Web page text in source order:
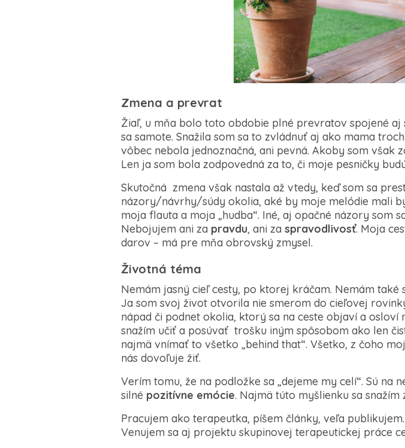
Zmena a prevrat
Žiaľ, u mňa bolo toto obdobie plné prevratov spojené
sa samote. Snažila som sa to zvládnuť aj ako mama
vôbec nebola jednoznačná, ani pevná. Akoby som
Len ja som bola zodpovedná za to, či moje pesničky
Skutočná zmena však nastala až vtedy, keď som sa
názory/návrhy/súdy okolia, aké by moje melódie mali
moja flauta a moja „hudba“. Iné, aj opačné názory som
Nebojujem ani za pravdu, ani za spravodlivosť. Moja
darov – má pre mňa obrovský zmysel.
Životná téma
Nemám jasný cieľ cesty, po ktorej kráčam. Nemám také
Ja som svoj život otvorila nie smerom do cieľovej
nápad či podnet okolia, ktorý sa na ceste objaví a osloví
snažím učiť a posúvať trošku iným spôsobom ako len
najmä vnímať to všetko „behind that“. Všetko, z čoho
nás dovoľuje žiť.
Verím tomu, že na podložke sa „dejeme my celí“. Sú na
silné pozitívne emócie. Najmä túto myšlienku sa
Pracujem ako terapeutka, píšem články, veľa
Venujem sa aj projektu skupinovej terapeutickej práce